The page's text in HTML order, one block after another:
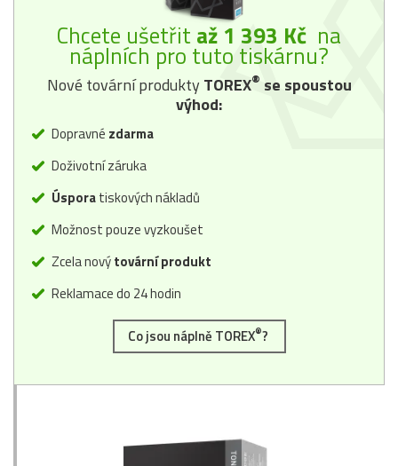
Chcete ušetřit až 1 393 Kč na
náplních pro tuto tiskárnu?
Nové tovární produktyTOREX® se spoustou
výhod:
Dopravné zdarma
Doživotní záruka
Úsporatiskových nákladů
Možnost pouze vyzkoušet
Zcela novýtovární produkt
Reklamace do 24 hodin
Co jsou náplně TOREX®?